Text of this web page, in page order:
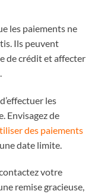
les paiements ne
Ils peuvent
de crédit et affecter
les
Envisagez de
des paiements
date limite.
votre
remise gracieuse,